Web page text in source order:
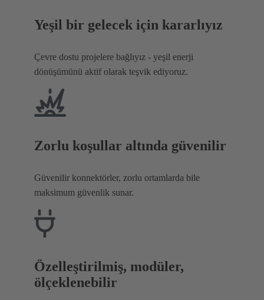
Yeşil bir gelecek için kararlıyız
Çevre dostu projelere bağlıyız - yeşil enerji
dönüşümünü aktif olarak teşvik ediyoruz.
Zorlu koşullar altında güvenilir
Güvenilir konnektörler, zorlu ortamlarda bile
maksimum güvenlik sunar.
Özelleştirilmiş, modüler,
ölçeklenebilir